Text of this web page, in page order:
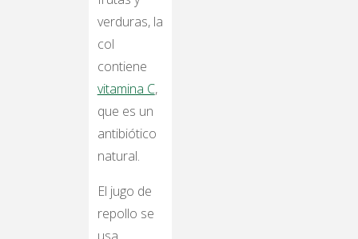
verduras, la
col
contiene
vitamina C,
que es un
antibiótico
natural.
El jugo de
repollo se